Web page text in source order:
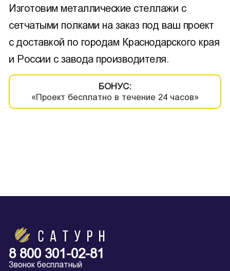
Изготовим металлические стеллажи с
сетчатыми полками на заказ под ваш проект
с доставкой по городам Краснодарского края
и России с завода производителя.
БОНУС:
«Проект бесплатно в течение 24 часов»
8 800 301-02-81
Звонок бесплатный